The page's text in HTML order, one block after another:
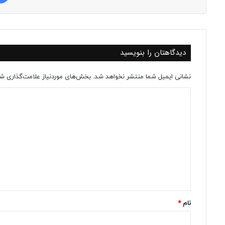
دیدگاهتان را بنویسید
نشانی ایمیل شما منتشر نخواهد شد. بخش‌های موردنیاز علامت‌گذاری
نام*